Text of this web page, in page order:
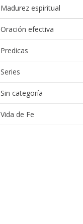
Madurez espiritual
Oración efectiva
Predicas
Series
Sin categoría
Vida de Fe